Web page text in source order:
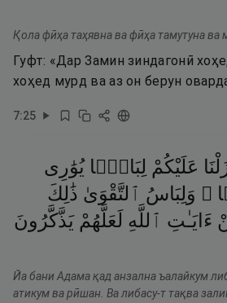
Қола фӣҳа таҳявна ва фӣҳа тамутуна ва
Гуфт: «Дар Замин зиндагонӣ
хоҳед мурд ва аз он берун
7:25
عَلَيْكُمْ لِبَاسًۭا يُوَٰرِى
وَلِبَاسُ ٱلتَّقْوَىٰ ذَٰلِكَ
ءَايَـٰتِ ٱللَّهِ لَعَلَّهُمْ يَذَّكَّرُونَ
Йа бани Адама қад анзална ъалайкум
атикум ва рӣшан. Ва либасу-т тақва